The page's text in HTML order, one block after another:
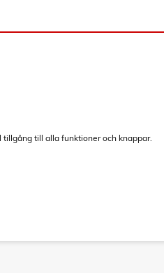
till alla funktioner och knappar.